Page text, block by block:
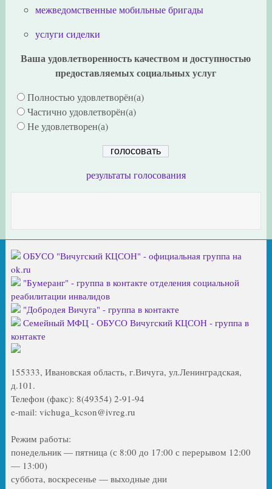
межведомственные мобильные бригады
услуги сиделки
Ваша удовлетворенность качеством и доступностью
предоставляемых социальных услуг
Полностью удовлетворён(а)
Частично удовлетворён(а)
Не удовлетворен(а)
результаты голосования
ОБУСО "Вичугский КЦСОН" - официальная группа на
ok.ru
"Бумеранг" - группа в контакте отделения социальной
реабилитации инвалидов
"Добродея Вичуга" - группа в контакте
Семейный МФЦ - ОБУСО Вичугский КЦСОН - группа в
контакте
155333, Ивановская область, г.Вичуга, ул.Ленинградская,
д.101.
Телефон (факс): 8(49354) 2-91-94
e-mail: vichuga_kcson@ivreg.ru
Режим работы:
понедельник — пятница (с 8:00 до 17:00 с перерывом 12:00
— 13:00)
суббота, воскресенье — выходные дни